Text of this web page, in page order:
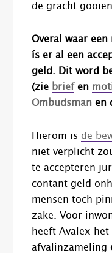
de gracht gooien.
Overal waar
ís er al een
geld. Dit word
(zie briefen
Ombudsman en
Hierom is de
niet verplicht
te accepteren
contant geld
mensen toch
zake. Voor
heeft Avalex
afvalinzameling